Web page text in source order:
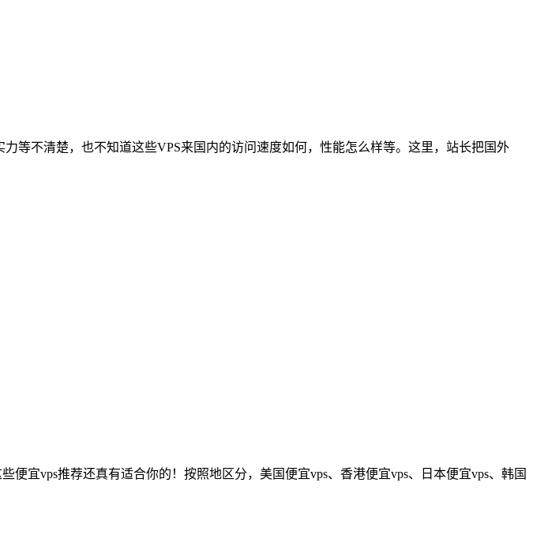
等不清楚，也不知道这些VPS来国内的访问速度如何，性能怎么样等。这里，站长把国外
便宜vps推荐还真有适合你的！按照地区分，美国便宜vps、香港便宜vps、日本便宜vps、韩国